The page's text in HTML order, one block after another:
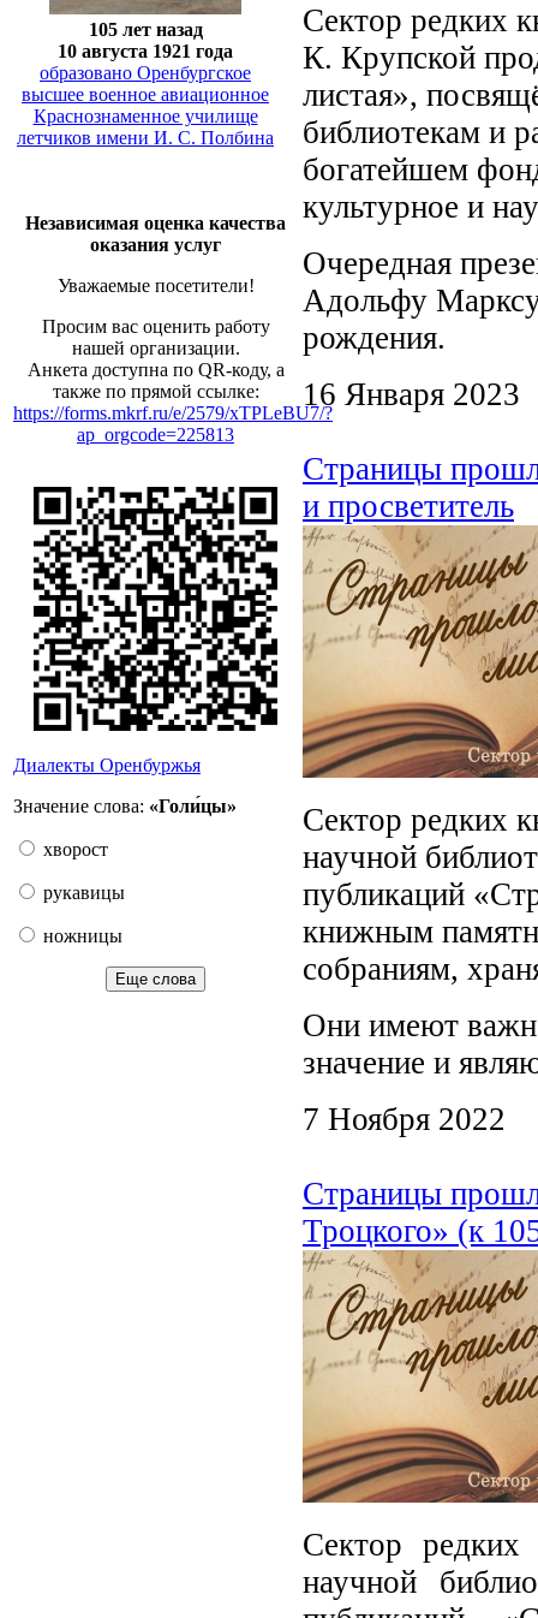
105 лет назад
10 августа 1921 года
образовано Оренбургское
высшее военное авиационное
Краснознаменное училище
летчиков имени И. С. Полбина
Независимая оценка качества
оказания услуг
Уважаемые посетители!
Просим вас оценить работу
нашей организации.
Анкета доступна по QR-коду, а
также по прямой ссылке:
https://forms.mkrf.ru/e/2579/xTPLeBU7/?
ap_orgcode=225813
Диалекты Оренбуржья
Значение слова: «Голи́цы»
хворост
рукавицы
ножницы
Еще слова
Сектор редких
К. Крупской
листая»,
библиотекам и
богатейшем
культурное и
Очередная
Адольфу
рождения.
16 Января 2023
Страницы
и просветитель
Сектор редких
научной
публикаций
книжным
собраниям,
Они имеют
значение и
7 Ноября 2022
Страницы
Троцкого» (к
Сектор редких
научной